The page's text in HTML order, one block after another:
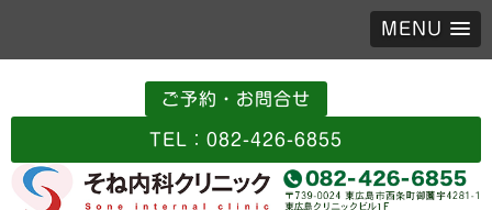
MENU
ご予約・お問合せ
TEL：082-426-6855